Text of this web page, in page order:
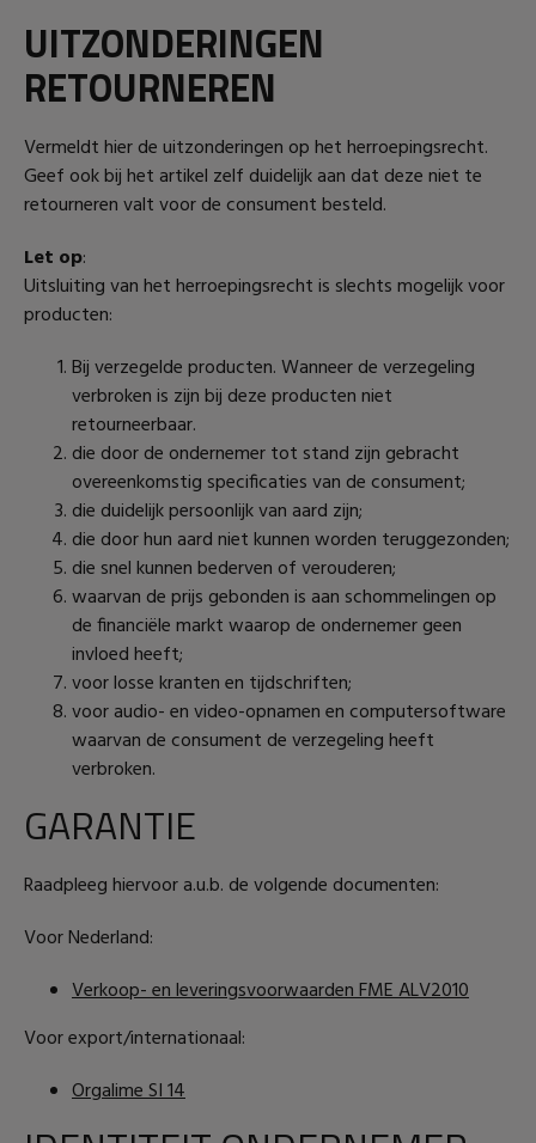
UITZONDERINGEN
RETOURNEREN
Vermeldt hier de uitzonderingen op het herroepingsrecht.
Geef ook bij het artikel zelf duidelijk aan dat deze niet te
retourneren valt voor de consument besteld.
Let op:
Uitsluiting van het herroepingsrecht is slechts mogelijk voor
producten:
Bij verzegelde producten. Wanneer de verzegeling
verbroken is zijn bij deze producten niet
retourneerbaar.
die door de ondernemer tot stand zijn gebracht
overeenkomstig specificaties van de consument;
die duidelijk persoonlijk van aard zijn;
die door hun aard niet kunnen worden teruggezonden;
die snel kunnen bederven of verouderen;
waarvan de prijs gebonden is aan schommelingen op
de financiële markt waarop de ondernemer geen
invloed heeft;
voor losse kranten en tijdschriften;
voor audio- en video-opnamen en computersoftware
waarvan de consument de verzegeling heeft
verbroken.
GARANTIE
Raadpleeg hiervoor a.u.b. de volgende documenten:
Voor Nederland:
Verkoop- en leveringsvoorwaarden FME ALV2010
Voor export/internationaal:
Orgalime SI 14